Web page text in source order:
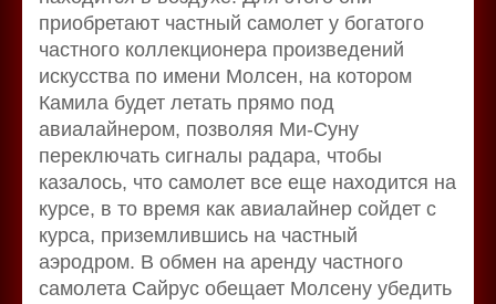
приобретают частный самолет у богатого
частного коллекционера произведений
искусства по имени Молсен, на котором
Камила будет летать прямо под
авиалайнером, позволяя Ми-Суну
переключать сигналы радара, чтобы
казалось, что самолет все еще находится на
курсе, в то время как авиалайнер сойдет с
курса, приземлившись на частный
аэродром. В обмен на аренду частного
самолета Сайрус обещает Молсену убедить